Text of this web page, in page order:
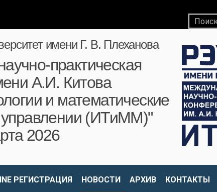
имени Г. В. Плеханова
практическая
А.И. Китова
и математические
управлении (ИТиММ)"
2026
РЕГИСТРАЦИЯ НОВОСТИ АРХИВ КОНТАКТЫ